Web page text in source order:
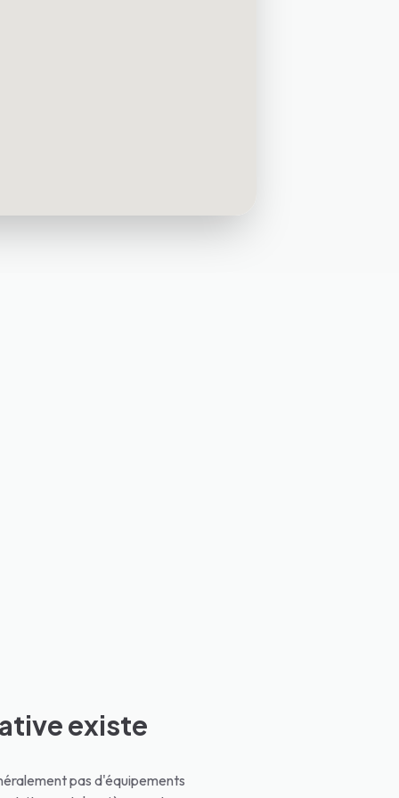
existe
pas d'équipements